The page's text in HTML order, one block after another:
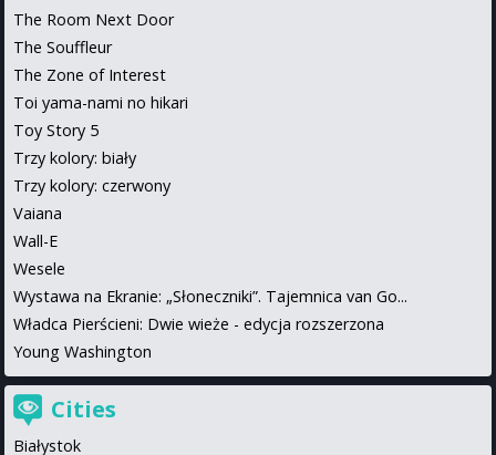
The Room Next Door
The Souffleur
The Zone of Interest
Toi yama-nami no hikari
Toy Story 5
Trzy kolory: biały
Trzy kolory: czerwony
Vaiana
Wall-E
Wesele
Wystawa na Ekranie: „Słoneczniki”. Tajemnica van Go...
Władca Pierścieni: Dwie wieże - edycja rozszerzona
Young Washington
Cities
Białystok